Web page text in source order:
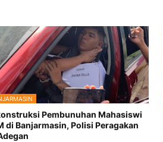
Pembunuhan Mahasiswi
di Banjarmasin, Polisi Peragakan